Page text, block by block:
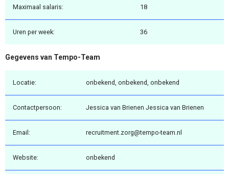
Maximaal salaris: 18
Uren per week: 36
Gegevens van Tempo-Team
Locatie: onbekend, onbekend, onbekend
Contactpersoon: Jessica van Brienen Jessica van Brienen
Email: recruitment.zorg@tempo-team.nl
Website: onbekend